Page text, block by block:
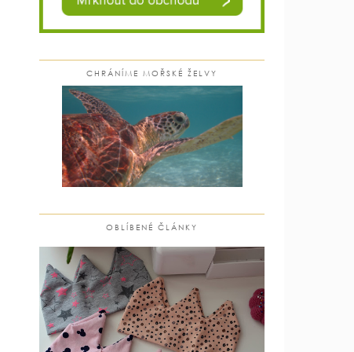
CHRÁNÍME MOŘSKÉ ŽELVY
OBLÍBENÉ ČLÁNKY